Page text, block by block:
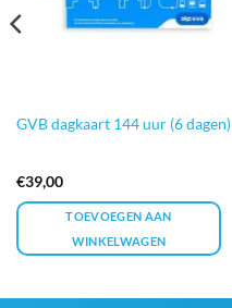
GVB dagkaart 144 uur (6 dagen)
€39,00
TOEVOEGEN AAN
WINKELWAGEN